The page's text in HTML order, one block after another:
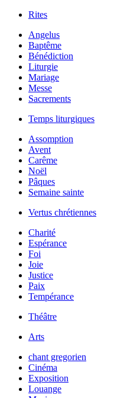
Rites
Angelus
Baptême
Bénédiction
Liturgie
Mariage
Messe
Sacrements
Temps liturgiques
Assomption
Avent
Carême
Noël
Pâques
Semaine sainte
Vertus chrétiennes
Charité
Espérance
Foi
Joie
Justice
Paix
Tempérance
Théâtre
Arts
chant gregorien
Cinéma
Exposition
Louange